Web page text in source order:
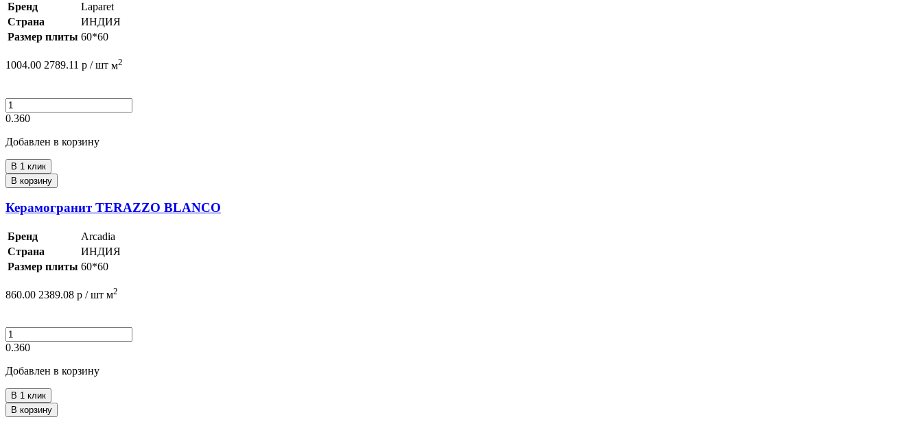
Бренд
Laparet
Страна
ИНДИЯ
Размер плиты 60*60
1004.00 2789.11 р / шт м2
0.360
Добавлен в корзину
В 1 клик
В корзину
Керамогранит TERAZZO BLANCO
Бренд
Arcadia
Страна
ИНДИЯ
Размер плиты 60*60
860.00 2389.08 р / шт м2
0.360
Добавлен в корзину
В 1 клик
В корзину